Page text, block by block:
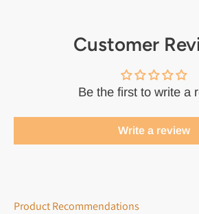
Customer
Be the first to write a
Write a review
Product Recommendations